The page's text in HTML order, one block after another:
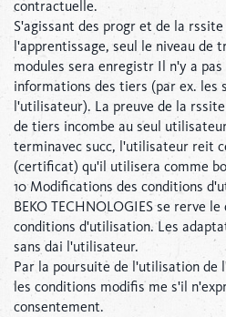
contractuelle.
S'agissant des progr et de la
l'apprentissage, seul le niveau de
modules sera enregistr Il n'y a
informations des tiers (par ex. les
l'utilisateur). La preuve de la
de tiers incombe au seul
terminavec succ, l'utilisateur reit
(certificat) qu'il utilisera comme
10 Modifications des conditions
BEKO TECHNOLOGIES se rerve
conditions d'utilisation. Les
sans dai l'utilisateur.
Par la poursuite de l'utilisation de
les conditions modifis me s'il
consentement.